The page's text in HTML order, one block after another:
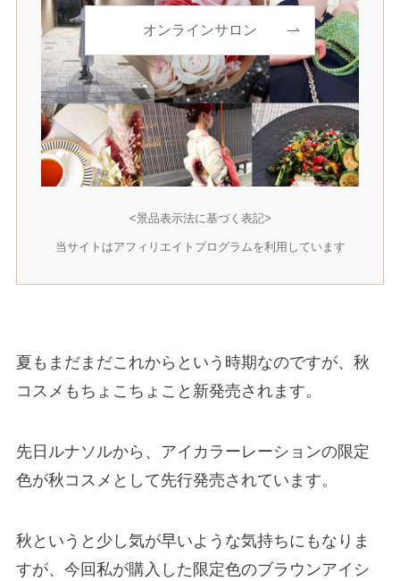
オンラインサロン
<景品表示法に基づく表記>
当サイトはアフィリエイトプログラムを利用しています
夏もまだまだこれからという時期なのですが、秋
コスメもちょこちょこと新発売されます。
先日ルナソルから、アイカラーレーションの限定
色が秋コスメとして先行発売されています。
秋というと少し気が早いような気持ちにもなりま
すが、今回私が購入した限定色のブラウンアイシ